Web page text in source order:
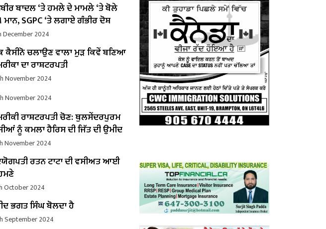
ਬਾਦਲ ‘ਤੇ ਹਮਲੇ ਦੇ ਮਾਮਲੇ ‘ਤੇ ਬੋਲੇ
ਮਾਨ, SGPC ‘ਤੇ ਲਗਾਏ ਗੰਭੀਰ ਦੋਸ਼
December 2024
ਚਲਾਉਣ ਵਾਲਾ ਮੁੜ ਕਿਵੇਂ ਬਣਿਆ
ਦਾ ਰਾਸ਼ਟਰਪਤੀ
November 2024
November 2024
ਰਾਸ਼ਟਰਪਤੀ ਚੋਣ: ਥੁਲਸੇਂਦਰਪੁਰਮ
ਨੂੰ ਕਮਲਾ ਹੈਰਿਸ ਦੀ ਜਿੱਤ ਦੀ ਉਮੀਦ
November 2024
ਰਤਨ ਟਾਟਾ ਦੀ ਵਸੀਅਤ ਆਈ
October 2024
ਭਗਤ ਸਿੰਘ ਬੋਲਦਾ ਹੈ
September 2024